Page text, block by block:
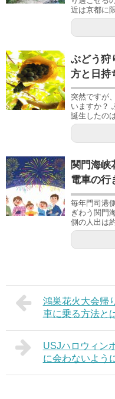
近は京都に
ぶどう狩
方と日持
突然ですが
いますか？
誕生したの
関門海峡
電車の行
毎年門司港
ぎわう関門
側の人出は
鴻巣花火大会帰
車に乗る方法と
USJハロウィン
に会わないよう